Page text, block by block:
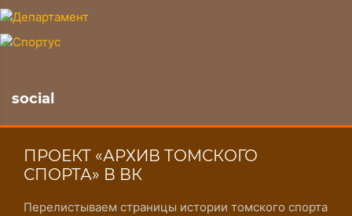
social
ПРОЕКТ «АРХИВ ТОМСКОГО
СПОРТА» В ВК
Перелистываем страницы истории томского спорта